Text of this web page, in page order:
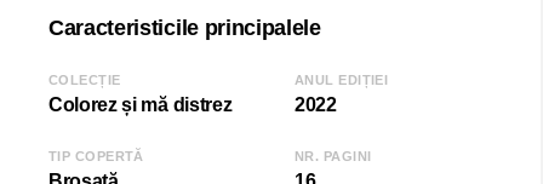
Caracteristicile principalele
COLECȚIE
Colorez și mă distrez
ANUL EDIȚIEI
2022
TIP COPERTĂ NR. PAGINI